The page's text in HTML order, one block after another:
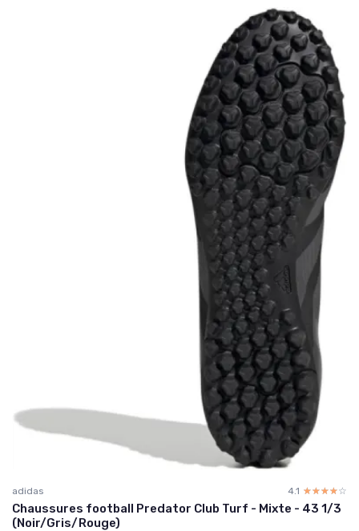
adidas 4.1 ☆☆☆☆☆
★★★★★
Chaussures football Predator Club Turf - Mixte - 43 1/3
(Noir/Gris/Rouge)